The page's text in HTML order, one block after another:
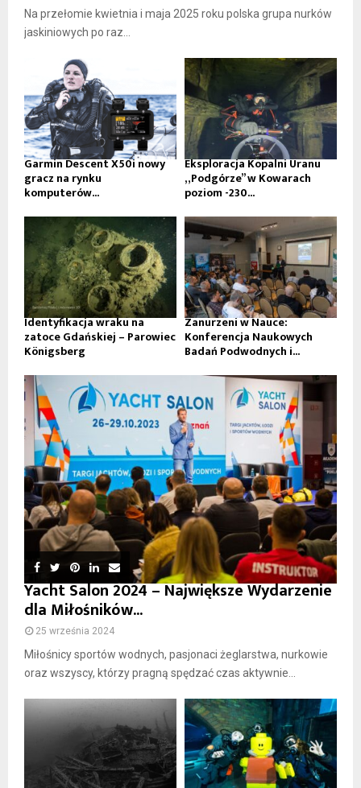
Na przełomie kwietnia i maja 2025 roku polska grupa nurków
jaskiniowych po raz...
Garmin Descent X50i nowy
gracz na rynku
komputerów...
Eksploracja Kopalni Uranu
„Podgórze” w Kowarach
poziom -230...
Identyfikacja wraku na
zatoce Gdańskiej – Parowiec
Königsberg
Zanurzeni w Nauce:
Konferencja Naukowych
Badań Podwodnych i...
Yacht Salon 2024 – Największe Wydarzenie
dla Miłośników...
25 września 2024
Miłośnicy sportów wodnych, pasjonaci żeglarstwa, nurkowie
oraz wszyscy, którzy pragną spędzać czas aktywnie...